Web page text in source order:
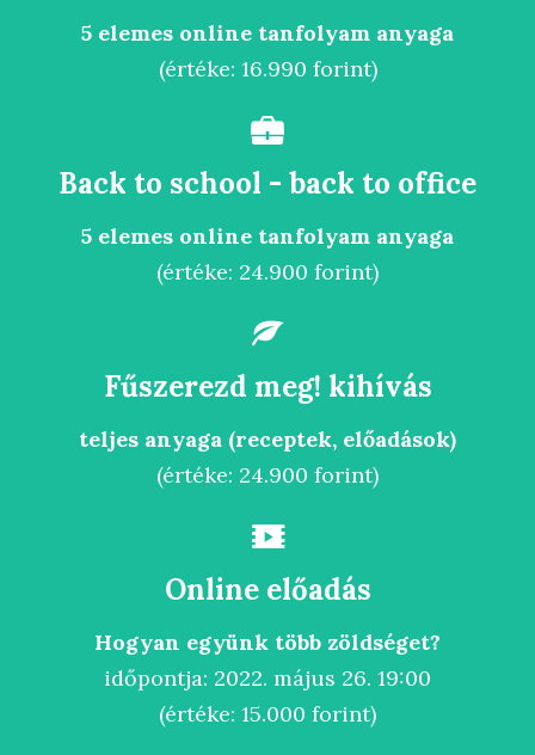
5 elemes online tanfolyam anyaga
(értéke: 16.990 forint)
Back to school - back to office
5 elemes online tanfolyam anyaga
(értéke: 24.900 forint)
Fűszerezd meg! kihívás
teljes anyaga (receptek, előadások)
(értéke: 24.900 forint)
Online előadás
Hogyan együnk több zöldséget?
időpontja: 2022. május 26. 19:00
(értéke: 15.000 forint)